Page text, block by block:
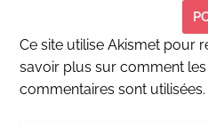
Ce site utilise Akismet pour
savoir plus sur comment
commentaires sont utilisées.